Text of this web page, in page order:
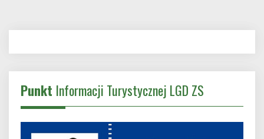
Punkt Informacji Turystycznej LGD ZS